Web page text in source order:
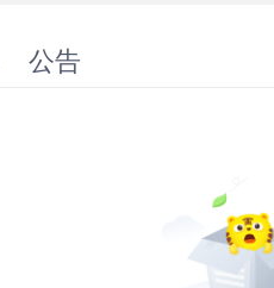
公告